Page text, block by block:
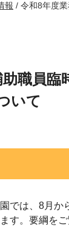
報 / 令和8年度
職員臨
いて
では、8月か
す。要綱を